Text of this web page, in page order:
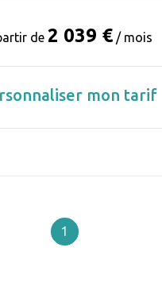
de 2 039 € / mois
mon tarif
1